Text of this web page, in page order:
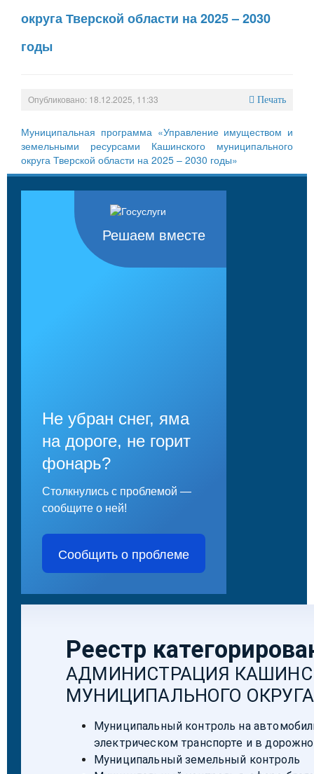
округа Тверской области на 2025 – 2030
годы
Опубликовано: 18.12.2025, 11:33 Печать
Муниципальная программа «Управление имуществом и
земельными ресурсами Кашинского муниципального
округа Тверской области на 2025 – 2030 годы»
Решаем вместе
Не убран снег, яма
на дороге, не горит
фонарь?
Столкнулись с проблемой —
сообщите о ней!
Сообщить о проблеме